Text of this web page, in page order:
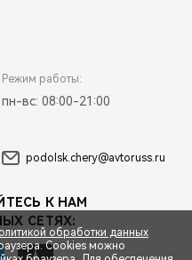
Режим работы:
пн-вс: 08:00-21:00
podolsk.chery@avtoruss.ru
К НАМ
СЕТЯХ:
обработки данных
Cookies можно